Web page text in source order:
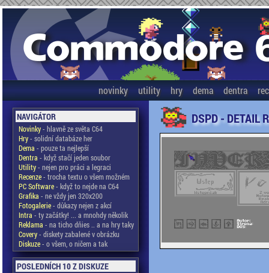
novinky utility hry dema dentra
NAVIGÁTOR
Novinky- hlavně ze světa C64
Hry- solidní databáze her
Dema - pouze ta nejlepší
Dentra - když stačí jeden soubor
Utility- nejen pro práci a legraci
Recenze- trocha textu o všem možném
PC Software- když to nejde na C64
Grafika - ne vždy jen 320x200
Fotogalerie- důkazy nejen z akcí
Intra - ty začátky! ... a mnohdy několik
Reklama - na ticho dňies .. a na hry taky
Covery- diskety zabalené v obrázku
Diskuze- o všem, o ničem a tak
POSLEDNÍCH 10 Z DISKUZE
DSPD - DETAIL